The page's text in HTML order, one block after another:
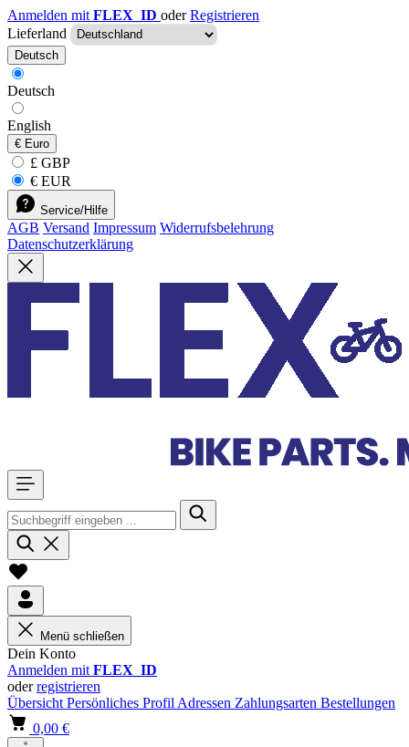
Anmelden mit FLEX_ID oder Registrieren
Lieferland
Deutsch
Deutsch
English
€ Euro
£ GBP
€ EUR
Service/Hilfe
AGB Versand Impressum Widerrufsbelehrung
Datenschutzerklärung
Menü schließen
Dein Konto
Anmelden mit FLEX_ID
oderregistrieren
Übersicht Persönliches Profil Adressen Zahlungsarten Bestellungen
0,00 €